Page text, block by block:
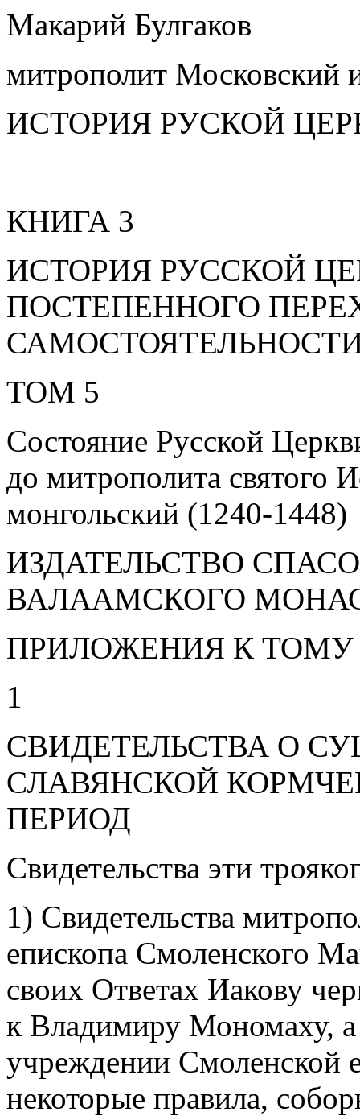
Макарий Булгаков
митрополит Московский
ИСТОРИЯ РУСКОЙ
КНИГА 3
ИСТОРИЯ РУССКОЙ
ПОСТЕПЕННОГО
САМОСТОЯТЕЛЬНОСТИ
ТОМ 5
Состояние Русской
до митрополита святого
монгольский (1240-1448)
ИЗДАТЕЛЬСТВО
ВАЛААМСКОГО
ПРИЛОЖЕНИЯ К ТОМУ
1
СВИДЕТЕЛЬСТВА О
СЛАВЯНСКОЙ
ПЕРИОД
Свидетельства эти
1) Свидетельства
епископа Смоленского
своих Ответах Иакову
к Владимиру Мономаху,
учреждении Смоленской
некоторые правила,